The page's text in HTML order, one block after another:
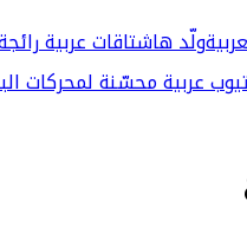
ولّد هاشتاقات عربية
عربية محسّنة لمحركات